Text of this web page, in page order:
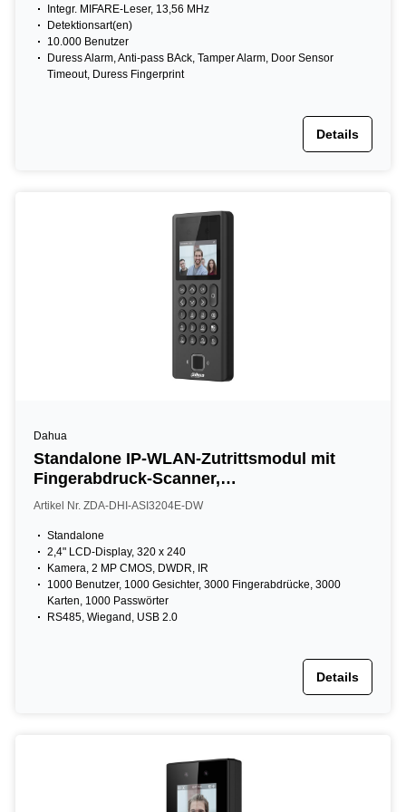
Integr. MIFARE-Leser, 13,56 MHz
Detektionsart(en)
10.000 Benutzer
Duress Alarm, Anti-pass BAck, Tamper Alarm, Door Sensor
Timeout, Duress Fingerprint
Details
Dahua
Standalone IP-WLAN-Zutrittsmodul mit
Fingerabdruck-Scanner,
Gesichtserkennung, Leser und Tastatur,
Artikel Nr. ZDA-DHI-ASI3204E-DW
Standalone
2,4" LCD-Display, 320 x 240
Kamera, 2 MP CMOS, DWDR, IR
1000 Benutzer, 1000 Gesichter, 3000 Fingerabdrücke, 3000
Karten, 1000 Passwörter
RS485, Wiegand, USB 2.0
Details